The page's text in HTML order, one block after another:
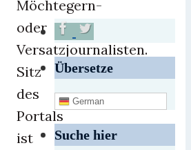
Möchtegern-
oder
Versatzjournalisten.
Sitz
des
Portals
ist
Übersetze
German
Suche hier